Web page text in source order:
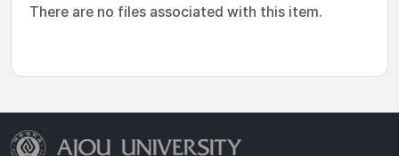
There are no files associated with this item.